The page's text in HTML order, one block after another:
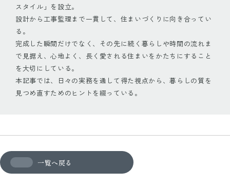
スタイル」を設立。
設計から工事監理まで一貫して、住まいづくりに向き合ってい
る。
完成した瞬間だけでなく、その先に続く暮らしや時間の流れま
で見据え、心地よく、長く愛される住まいをかたちにすること
を大切にしている。
本記事では、日々の実務を通して得た視点から、暮らしの質を
見つめ直すためのヒントを綴っている。
一覧へ戻る